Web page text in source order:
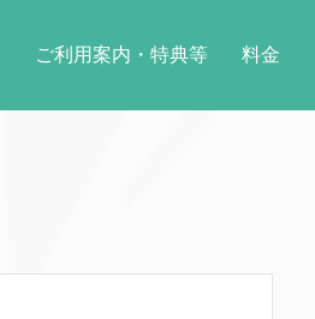
ご利用案内・特典等 料金